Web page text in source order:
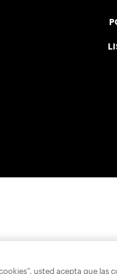
usted acepta que las